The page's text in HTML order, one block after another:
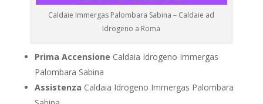
Caldaie Immergas Palombara Sabina – Caldaie ad
Idrogeno a Roma
Prima Accensione Caldaia Idrogeno Immergas
Palombara Sabina
Assistenza Caldaia Idrogeno Immergas Palombara